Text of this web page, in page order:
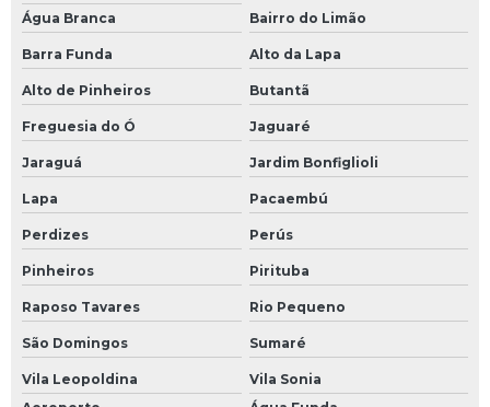
Água Branca
Bairro do Limão
Barra Funda Alto da Lapa
Alto de Pinheiros Butantã
Freguesia do Ó Jaguaré
Jaraguá Jardim Bonfiglioli
Lapa Pacaembú
Perdizes Perús
Pinheiros Pirituba
Raposo Tavares Rio Pequeno
São Domingos Sumaré
Vila Leopoldina
Vila Sonia